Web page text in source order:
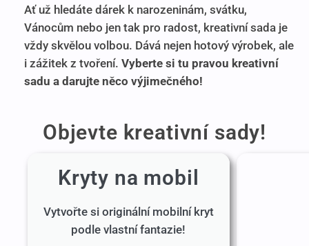
Ať už hledáte dárek k narozeninám, svátku,
Vánocům nebo jen tak pro radost, kreativní sada je
vždy skvělou volbou. Dává nejen hotový výrobek, ale
i zážitek z tvoření. Vyberte si tu pravou kreativní
sadu a darujte něco výjimečného!
Objevte kreativní sady!
Kryty na mobil
Vytvořte si originální mobilní kryt
podle vlastní fantazie!